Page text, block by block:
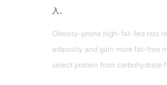
入。
Obesity-prone high-fat-fed rats
adiposity and gain more fat-free
select protein from